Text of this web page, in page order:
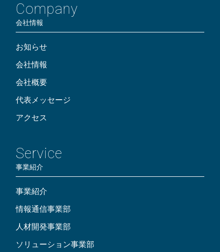
Company
会社情報
お知らせ
会社情報
会社概要
代表メッセージ
アクセス
Service
事業紹介
事業紹介
情報通信事業部
人材開発事業部
ソリューション事業部